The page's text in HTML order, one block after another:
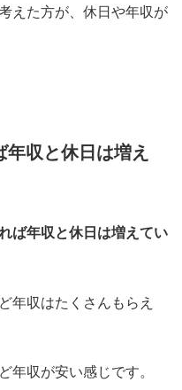
えた方が、休日や年収が
収と休日は増え
ば年収と休日は増えてい
年収はたくさんもらえ
年収が安い感じです。